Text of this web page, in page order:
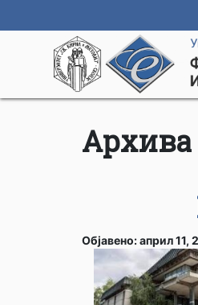
Архива
Објавено: април 11,